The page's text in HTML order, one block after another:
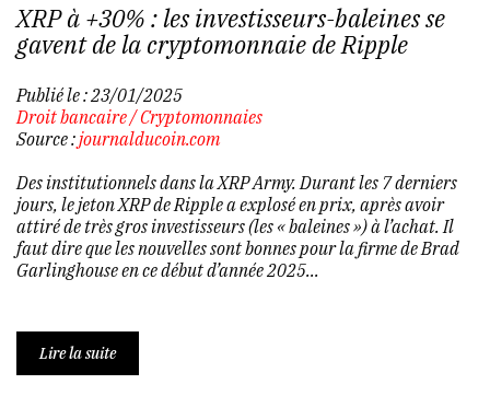
XRP à +30% : les investisseurs-baleines se
gavent de la cryptomonnaie de Ripple
Publié le :23/01/2025
Droit bancaire/Cryptomonnaies
Source :journalducoin.com
Des institutionnels dans la XRP Army. Durant les 7 derniers
jours, le jeton XRP de Ripple a explosé en prix, après avoir
attiré de très gros investisseurs (les « baleines ») à l’achat. Il
faut dire que les nouvelles sont bonnes pour la firme de Brad
Garlinghouse en ce début d’année 2025...
Lire la suite